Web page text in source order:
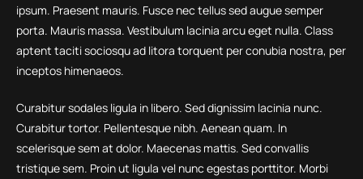
ipsum. Praesent mauris. Fusce nec tellus sed augue semper
porta. Mauris massa. Vestibulum lacinia arcu eget nulla. Class
aptent taciti sociosqu ad litora torquent per conubia nostra, per
inceptos himenaeos.
Curabitur sodales ligula in libero. Sed dignissim lacinia nunc.
Curabitur tortor. Pellentesque nibh. Aenean quam. In
scelerisque sem at dolor. Maecenas mattis. Sed convallis
tristique sem. Proin ut ligula vel nunc egestas porttitor. Morbi